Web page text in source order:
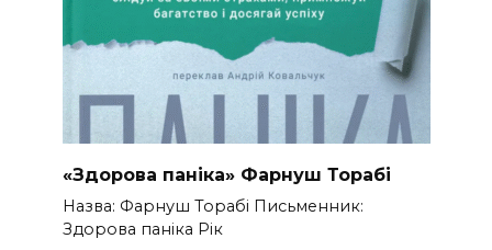
«Здорова паніка» Фарнуш Торабі
Назва: Фарнуш Торабі Письменник:
Здорова паніка Рік